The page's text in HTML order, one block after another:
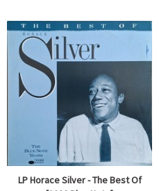
LP Horace Silver - The Best Of